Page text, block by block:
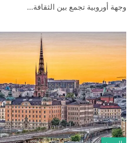
وجهة أوروبية تجمع بين الثقافة…